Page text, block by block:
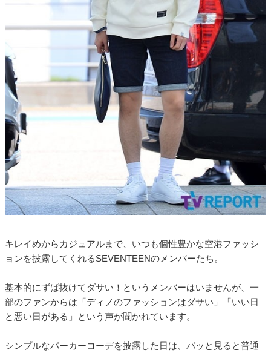
キレイめからカジュアルまで、いつも個性豊かな空港ファッシ
ョンを披露してくれるSEVENTEENのメンバーたち。
基本的にずば抜けてダサい！というメンバーはいませんが、一
部のファンからは「ディノのファッションはダサい」「いい日
と悪い日がある」という声が聞かれています。
シンプルなパーカーコーデを披露した日は、パッと見ると普通